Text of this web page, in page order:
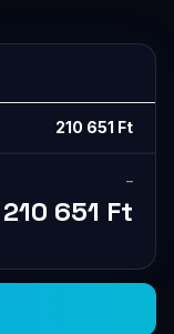
210 651 Ft
–
210 651 Ft